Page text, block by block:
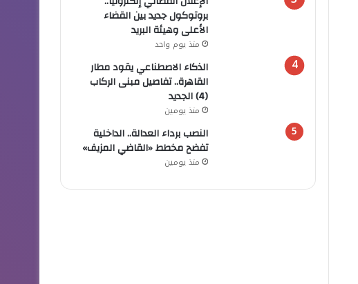
بروتوكول جديد بين القضاء
الأعلى وهيئة البريد
منذ يوم واحد
الذكاء الاصطناعي يقود مطار
القاهرة.. تفاصيل مبنى الركاب
(4) الجديد
منذ يومين
النصب برداء العدالة.. الداخلية
تفضح مخطط «القاضي المزيف»
منذ يومين